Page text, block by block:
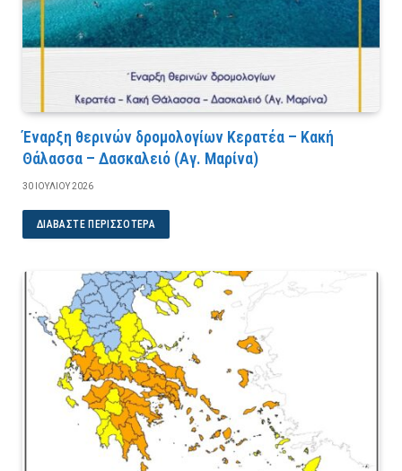
Έναρξη θερινών δρομολογίων Κερατέα – Κακή
Θάλασσα – Δασκαλειό (Αγ. Μαρίνα)
30 ΙΟΥΛΊΟΥ 2026
ΔΙΑΒΆΣΤΕ ΠΕΡΙΣΣΌΤΕΡΑ